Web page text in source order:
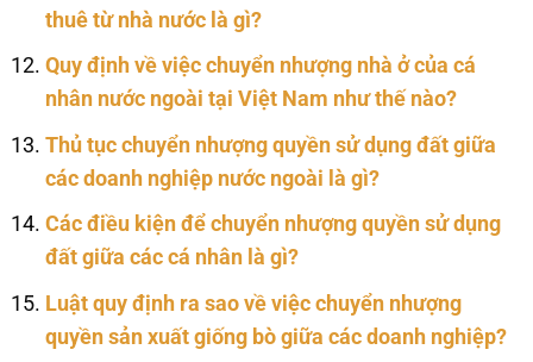
thuê từ nhà nước là gì?
Quy định về việc chuyển nhượng nhà ở của cá
nhân nước ngoài tại Việt Nam như thế nào?
Thủ tục chuyển nhượng quyền sử dụng đất giữa
các doanh nghiệp nước ngoài là gì?
Các điều kiện để chuyển nhượng quyền sử dụng
đất giữa các cá nhân là gì?
Luật quy định ra sao về việc chuyển nhượng
quyền sản xuất giống bò giữa các doanh nghiệp?